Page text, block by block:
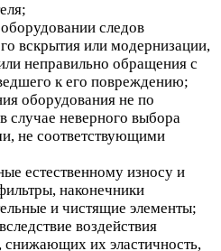
следов
вскрытия или модернизации,
неправильно обращения с
к его повреждению;
оборудования не по
случае неверного выбора
не соответствующими
естественному износу и
наконечники
и чистящие элементы;
воздействия
снижающих их эластичность,